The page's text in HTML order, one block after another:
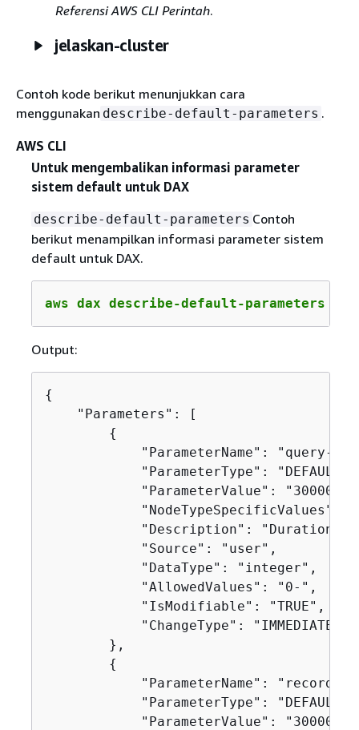
Referensi AWS CLI Perintah.
jelaskan-cluster
Contoh kode berikut menunjukkan cara
menggunakan describe-default-parameters .
AWS CLI
Untuk mengembalikan informasi parameter
sistem default untuk DAX
describe-default-parameters Contoh
berikut menampilkan informasi parameter sistem
default untuk DAX.
aws dax describe-default-parameters
Output:
{
    "Parameters": [
{
"ParameterName": "query-
            "ParameterType": "DEFAULT",
            "ParameterValue": "300000",
"NodeTypeSpecificValues":
"Description": "Duration
            "Source": "user",
            "DataType": "integer",
            "AllowedValues": "0-",
            "IsModifiable": "TRUE",
            "ChangeType": "IMMEDIATE"
        },
{
"ParameterName": "record-
            "ParameterType": "DEFAULT",
            "ParameterValue": "300000",